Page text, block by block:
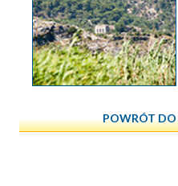
POWRÓT DO